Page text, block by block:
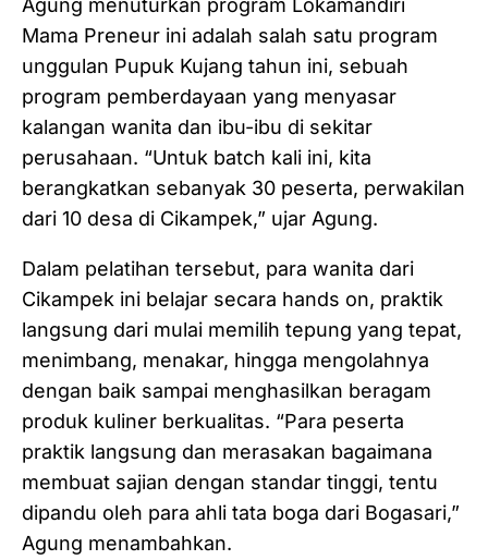
Agung menuturkan program Lokamandiri
Mama Preneur ini adalah salah satu program
unggulan Pupuk Kujang tahun ini, sebuah
program pemberdayaan yang menyasar
kalangan wanita dan ibu-ibu di sekitar
perusahaan. “Untuk batch kali ini, kita
berangkatkan sebanyak 30 peserta, perwakilan
dari 10 desa di Cikampek,” ujar Agung.
Dalam pelatihan tersebut, para wanita dari
Cikampek ini belajar secara hands on, praktik
langsung dari mulai memilih tepung yang tepat,
menimbang, menakar, hingga mengolahnya
dengan baik sampai menghasilkan beragam
produk kuliner berkualitas. “Para peserta
praktik langsung dan merasakan bagaimana
membuat sajian dengan standar tinggi, tentu
dipandu oleh para ahli tata boga dari Bogasari,”
Agung menambahkan.